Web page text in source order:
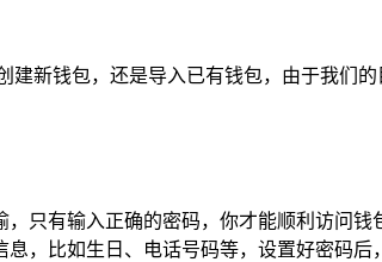
新钱包，还是导入已有钱包，由于我们
只有输入正确的密码，你才能顺利访问钱
，比如生日、电话号码等，设置好密码后